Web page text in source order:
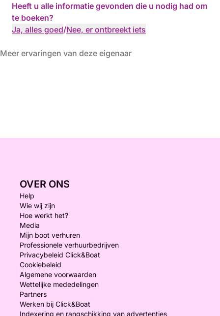
Heeft u alle informatie gevonden die u nodig had om
te boeken?
Ja, alles goed/Nee, er ontbreekt iets
Meer ervaringen van deze eigenaar
OVER ONS
Help
Wie wij zijn
Hoe werkt het?
Media
Mijn boot verhuren
Professionele verhuurbedrijven
Privacybeleid Click&Boat
Cookiebeleid
Algemene voorwaarden
Wettelijke mededelingen
Partners
Werken bij Click&Boat
Indexering en rangschikking van advertenties